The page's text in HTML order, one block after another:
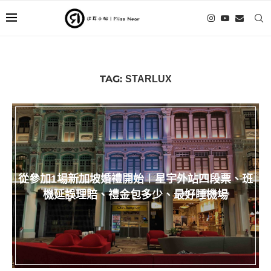
TAG: STARLUX
從參加1場新加坡婚禮開始︱星宇外站四段票、班
機延誤理賠、禮金包多少、最好睡機場